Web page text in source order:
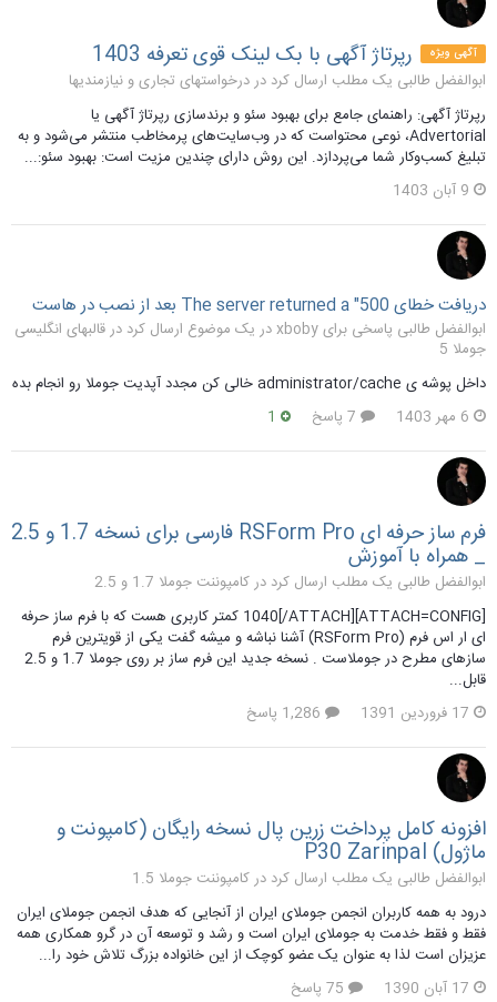
آگهی ویژه رپرتاژ آگهی با بک لینک قوی تعرفه 1403
ابوالفضل طالبی یک مطلب ارسال کرد دردرخواستهای تجاری و نیازمندیها
رپرتاژ آگهی: راهنمای جامع برای بهبود سئو و برندسازی رپرتاژ آگهی یا
Advertorial، نوعی محتواست که در وب‌سایت‌های پرمخاطب منتشر می‌شود و به
تبلیغ کسب‌وکار شما می‌پردازد. این روش دارای چندین مزیت است: بهبود سئو:...
9 آبان 1403
دریافت خطای The server returned a "500 بعد از نصب در هاست
ابوالفضل طالبی پاسخی برای xboby در یک موضوع ارسال کرد در
قالبهای انگلیسی
جوملا 5
داخل پوشه ی administrator/cache خالی کن مجدد آپدیت جوملا رو انجام بده
6 مهر 1403
فرم ساز حرفه ای RSForm Pro فارسی برای نسخه 1.7 و 2.5
_ همراه با آموزش
ابوالفضل طالبی یک مطلب ارسال کرد درکامپوننت جوملا 1.7 و 2.5
[ATTACH=CONFIG]1040[/ATTACH] کمتر کاربری هست که با فرم ساز حرفه
ای ار اس فرم (RSForm Pro) آشنا نباشه و میشه گفت یکی از قویترین فرم
سازهای مطرح در جوملاست . نسخه جدید این فرم ساز بر روی جوملا 1.7 و 2.5
قابل...
17 فروردین 1391
افزونه کامل پرداخت زرین پال نسخه رایگان (کامپونت و
ماژول) P30 Zarinpal
ابوالفضل طالبی یک مطلب ارسال کرد درکامپوننت جوملا 1.5
درود به همه کاربران انجمن جوملای ایران از آنجایی که هدف انجمن جوملای ایران
فقط و فقط خدمت به جوملای ایران است و رشد و توسعه آن در گرو همکاری همه
عزیزان است لذا به عنوان یک عضو کوچک از این خانواده بزرگ تلاش خود را...
17 آبان 1390